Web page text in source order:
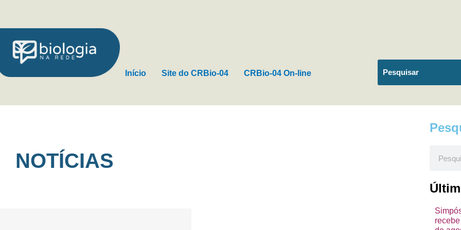
o
conteúdo
Início Site do CRBio-04 CRBio-04 On-line
NOTÍCIAS